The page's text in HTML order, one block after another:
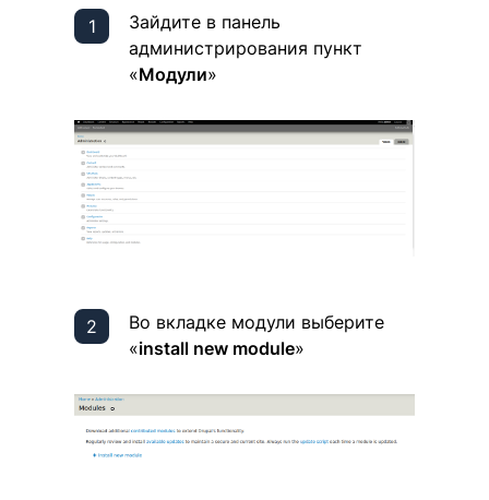
Зайдите в панель
администрирования пункт
«Модули»
Во вкладке модули выберите
«install new module»